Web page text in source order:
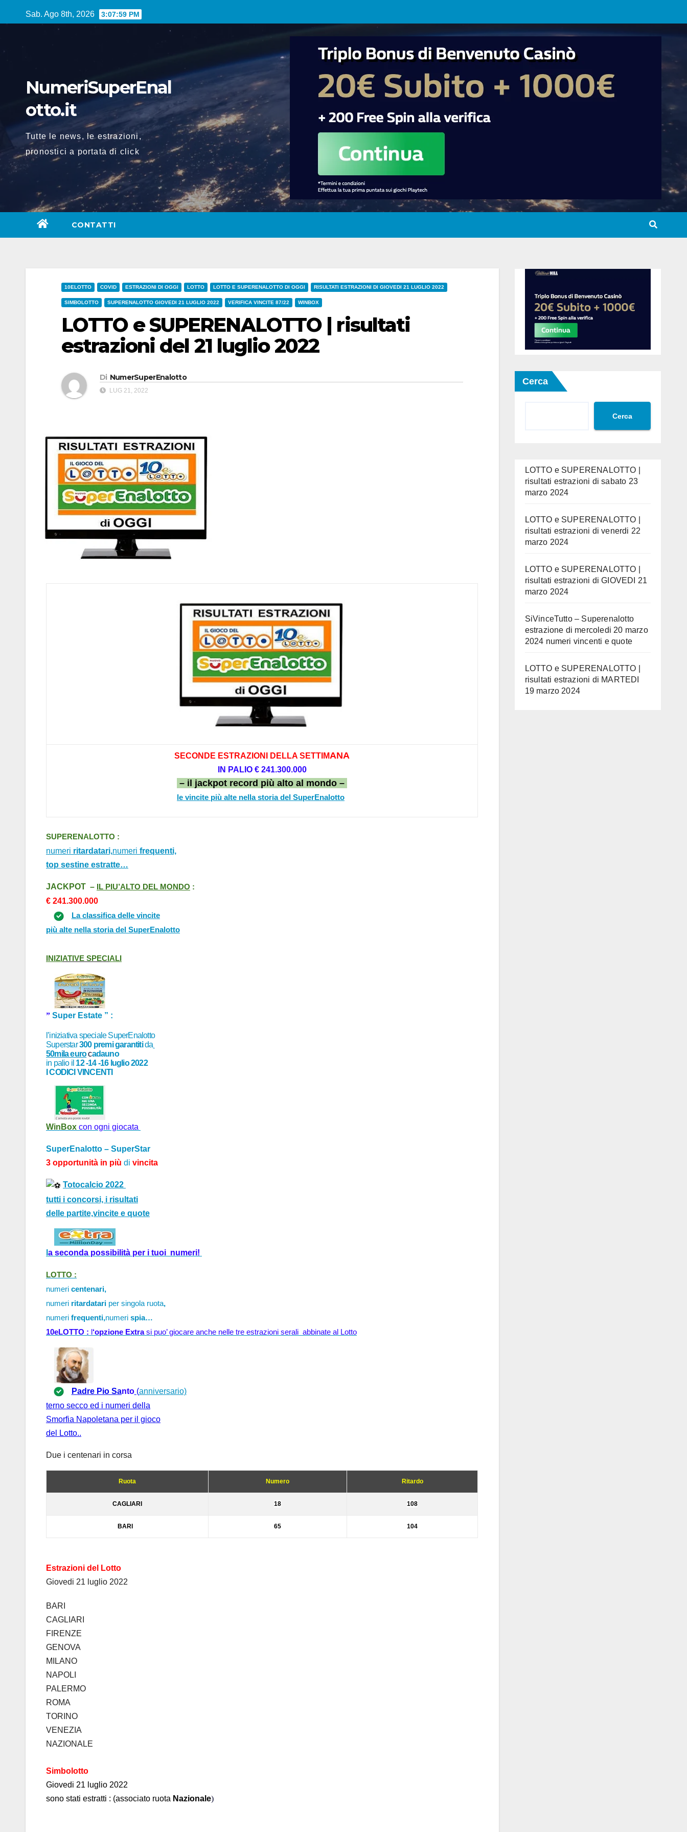
al
Sab. Ago 8th, 2026 3:08:00 PM
NumeriSuperEnal
otto.it
Tutte le news, le estrazioni,
pronostici a portata di click
CONTATTI
10ELOTTO COVID ESTRAZIONI DI OGGI LOTTO LOTTO E SUPERENALOTTO DI OGGI RISULTATI ESTRAZIONI DI GIOVEDI 21 LUGLIO 2022
SIMBOLOTTO SUPERENALOTTO GIOVEDI 21 LUGLIO 2022 VERIFICA VINCITE 87/22 WINBOX
LOTTO e SUPERENALOTTO | risultati
estrazioni del 21 luglio 2022
Di NumerSuperEnalotto
LUG 21, 2022
SECONDE ESTRAZIONI DELLA SETTIMANA
IN PALIO € 241.300.000
– il jackpot record più alto al mondo –
le vincite più alte nella storia del SuperEnalotto
SUPERENALOTTO :
numeri ritardatari,numeri frequenti,
top sestine estratte…
JACKPOT – IL PIU’ALTO DEL MONDO :
€ 241.300.000
La classifica delle vincite
più alte nella storia del SuperEnalotto
INIZI ATIVE SPECI ALI
” Super Estate ” :
l’iniziativa speciale SuperEnalotto
Superstar300 premi garantitida
50mila eurocadauno
in palio il 12 -14 -16 luglio2022
I CODICI VINCENTI
WinBox con ogni giocata
SuperEnalotto – SuperStar
3 opportunità in più di vincita
Totocalcio 2022
tutti i concorsi, i risultati
delle partite,vincite e quote
a seconda possibilità per i tuoi  numeri!
LOTTO :
numeri centenari,
numeri ritardatari per singola ruota,
numeri frequenti,numeri spia…
10eLOTTO : l‘opzione Extra si puo’ giocare anche nelle tre estrazioni serali  abbinate al Lotto
Padre Pio Santo (anniversario)
terno secco ed i numeri della
Smorfia Napoletana per il gioco
del Lotto..
Due i centenari in corsa
Ruota Numero Ritardo
CAGLIARI 18 108
BARI 65 104
Estrazioni del Lotto
Giovedi 21 luglio 2022
BARI
CAGLIARI
FIRENZE
GENOVA
MILANO
NAPOLI
PALERMO
ROMA
TORINO
VENEZIA
NAZIONALE
Simbolotto
Giovedi 21 luglio 2022
sono stati estratti : (associato ruota Nazionale)
Cerca
Cerca
LOTTO e SUPERENALOTTO |
risultati estrazioni di sabato 23
marzo 2024
LOTTO e SUPERENALOTTO |
risultati estrazioni di venerdi 22
marzo 2024
LOTTO e SUPERENALOTTO |
risultati estrazioni di GIOVEDI 21
marzo 2024
SiVinceTutto – Superenalotto
estrazione di mercoledi 20 marzo
2024 numeri vincenti e quote
LOTTO e SUPERENALOTTO |
risultati estrazioni di MARTEDI
19 marzo 2024